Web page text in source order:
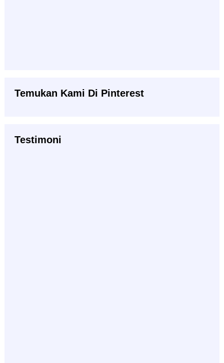
Temukan Kami Di Pinterest
Testimoni